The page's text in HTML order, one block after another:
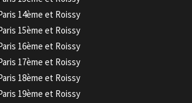
14ème et Roissy
15ème et Roissy
16ème et Roissy
17ème et Roissy
18ème et Roissy
19ème et Roissy